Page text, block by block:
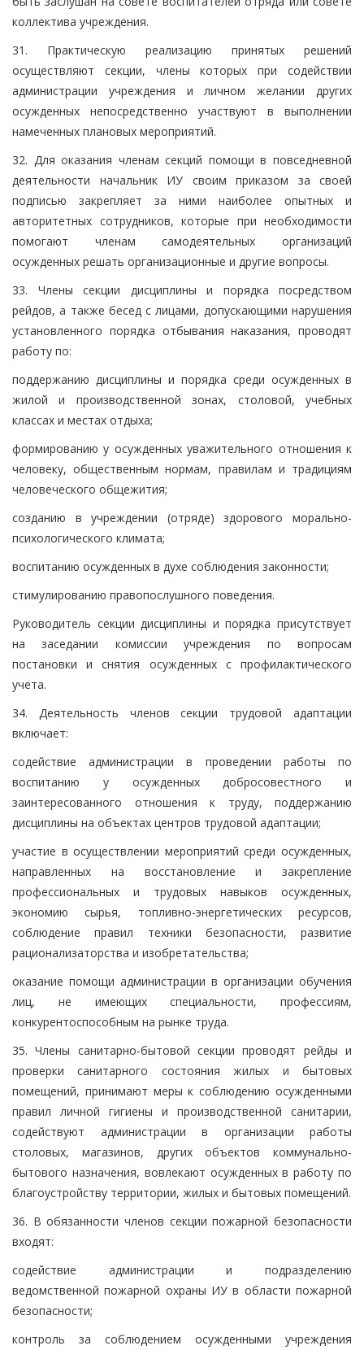
коллектива учреждения.
31. Практическую реализацию принятых решений
осуществляют секции, члены которых при содействии
администрации учреждения и личном желании других
осужденных непосредственно участвуют в выполнении
намеченных плановых мероприятий.
32. Для оказания членам секций помощи в повседневной
деятельности начальник ИУ своим приказом за своей
подписью закрепляет за ними наиболее опытных и
авторитетных сотрудников, которые при необходимости
помогают членам самодеятельных организаций
осужденных решать организационные и другие вопросы.
33. Члены секции дисциплины и порядка посредством
рейдов, а также бесед с лицами, допускающими нарушения
установленного порядка отбывания наказания, проводят
работу по:
поддержанию дисциплины и порядка среди осужденных в
жилой и производственной зонах, столовой, учебных
классах и местах отдыха;
формированию у осужденных уважительного отношения к
человеку, общественным нормам, правилам и традициям
человеческого общежития;
созданию в учреждении (отряде) здорового морально-
психологического климата;
воспитанию осужденных в духе соблюдения законности;
стимулированию правопослушного поведения.
Руководитель секции дисциплины и порядка присутствует
на заседании комиссии учреждения по вопросам
постановки и снятия осужденных с профилактического
учета.
34. Деятельность членов секции трудовой адаптации
включает:
содействие администрации в проведении работы по
воспитанию у осужденных добросовестного и
заинтересованного отношения к труду, поддержанию
дисциплины на объектах центров трудовой адаптации;
участие в осуществлении мероприятий среди осужденных,
направленных на восстановление и закрепление
профессиональных и трудовых навыков осужденных,
экономию сырья, топливно-энергетических ресурсов,
соблюдение правил техники безопасности, развитие
рационализаторства и изобретательства;
оказание помощи администрации в организации обучения
лиц, не имеющих специальности, профессиям,
конкурентоспособным на рынке труда.
35. Члены санитарно-бытовой секции проводят рейды и
проверки санитарного состояния жилых и бытовых
помещений, принимают меры к соблюдению осужденными
правил личной гигиены и производственной санитарии,
содействуют администрации в организации работы
столовых, магазинов, других объектов коммунально-
бытового назначения, вовлекают осужденных в работу по
благоустройству территории, жилых и бытовых помещений.
36. В обязанности членов секции пожарной безопасности
входят:
содействие администрации и подразделению
ведомственной пожарной охраны ИУ в области пожарной
безопасности;
контроль за соблюдением осужденными учреждения